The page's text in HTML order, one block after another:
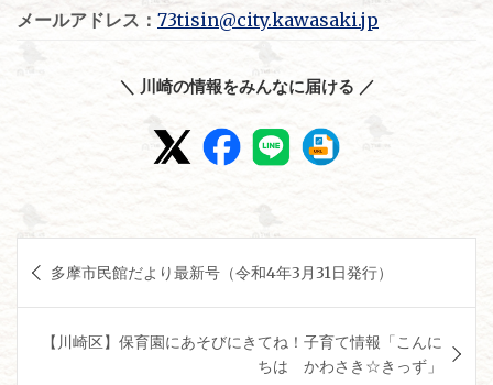
メールアドレス： 73tisin@city.kawasaki.jp
＼ 川崎の情報をみんなに届ける ／
稿 多摩市民館だより最新号（令和4年3月31日発行）
【川崎区】保育園にあそびにきてね！子育て情報「こんに
ちは かわさき☆きっず」